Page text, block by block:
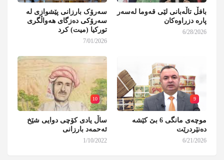
بافڵ تاڵەبانی لێی قەوما لەسەر
پارە دزراوەکان
6/28/2026
سەرۆک بارزانی پێشوازی لە
سەرۆکی دەزگای هەواڵگری
تورکیا (میت) کرد
7/01/2026
9
موچەی مانگی 6 بێ کێشە
دەنێردرێت
6/21/2026
10
ساڵ یادی کۆچی دوایی شێخ
ئەحمەد بارزانی
1/10/2022